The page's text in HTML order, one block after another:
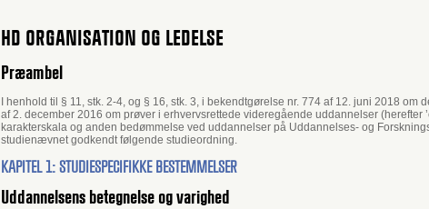
HD ORGANISATION OG LEDELSE
Præambel
I henhold til § 11, stk. 2-4, og § 16, stk. 3, i bekendtgørelse nr. 774 af 12. juni 2018
af 2. december 2016 om prøver i erhvervsrettede videregående uddannelser
karakterskala og anden bedømmelse ved uddannelser på Uddannelses- og
studienævnet godkendt følgende studieordning.
KAPITEL 1: STUDIESPECIFIKKE BESTEMMELSER
Uddannelsens betegnelse og varighed